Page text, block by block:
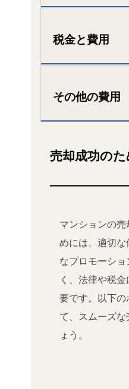
税金と費用
その他の費用
売却成功の
マンションの
めには、適切
なプロモーシ
く、法律や税
要です。以下の
て、スムーズ
ょう。